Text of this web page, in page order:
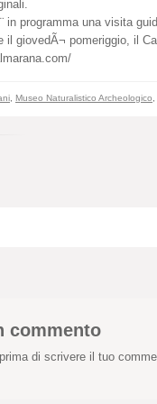
in programma una visita
giovedÃ¬ pomeriggio, il
, Museo Naturalistico Archeologico,
commento
prima di scrivere il tuo